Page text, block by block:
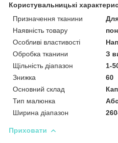
Користувальницькі
Призначення тканини
Наявність товару
Особливі властивості
Обробка тканини
З
Щільність діапазон
1-
Знижка
60
Основний склад
Тип малюнка
Ширина діапазон
Приховати